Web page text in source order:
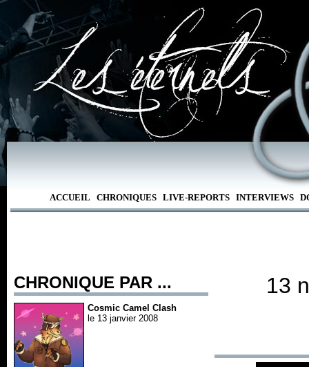
ACCUEIL CHRONIQUES LIVE-REPORTS INTERVIEWS
CHRONIQUE PAR ...
Cosmic Camel Clash
le 13 janvier 2008
13